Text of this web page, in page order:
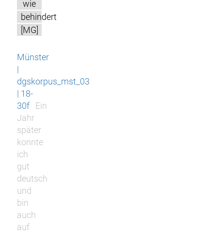
wie
behindert
[MG]
Münster
|
dgskorpus_mst_03
| 18-
30f
Ein
Jahr
später
konnte
ich
gut
deutsch
und
bin
auch
auf